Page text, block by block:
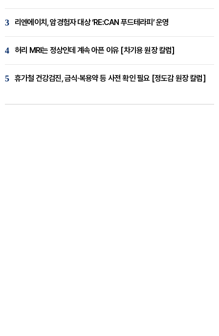
3 리엔에이치, 암경험자 대상 ‘RE:CAN 푸드테라피’ 운영
4 허리 MRI는 정상인데 계속 아픈 이유 [차기용 원장 칼럼]
5 휴가철 건강검진, 금식·복용약 등 사전 확인 필요 [정도감 원장 칼럼]